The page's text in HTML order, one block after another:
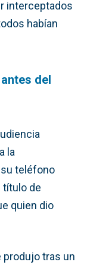
interceptados
habían
del
la
su teléfono
título de
quien dio
tras un